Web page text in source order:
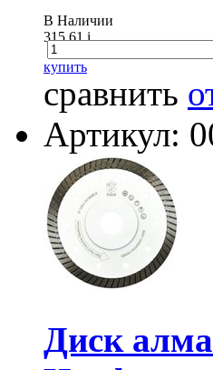
В Наличии
315.61i
купить
сравнить
Артикул:
Диск